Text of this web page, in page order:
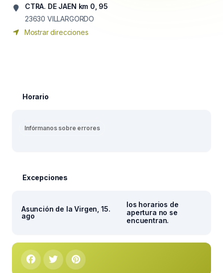
CTRA. DE JAEN km 0, 95
23630 VILLARGORDO
Mostrar direcciones
Horario
Infórmanos sobre errores
Excepciones
Asunción de la Virgen, 15.
ago
los horarios de
apertura no se
encuentran.